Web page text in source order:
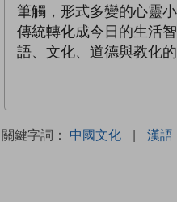
筆觸，形式多變的心靈
傳統轉化成今日的生活
語、文化、道德與教化的
關鍵字詞： 中國文化 | 漢語